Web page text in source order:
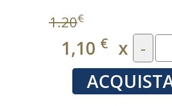
1.20€
1,10 € x -